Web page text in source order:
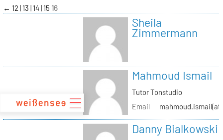
zum
Inhalt
← 12 13 14 15 16
Sheila
Zimmermann
Mahmoud Ismail
Tutor Tonstudio
Email
Danny Bialkowski